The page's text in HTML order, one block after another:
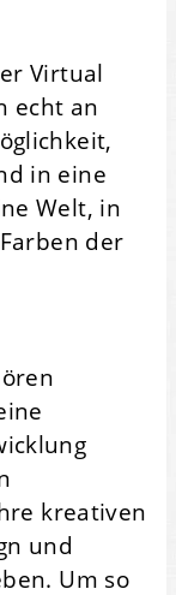
Virtual
echt an
in eine
Welt, in
der
kreativen
und
Um so